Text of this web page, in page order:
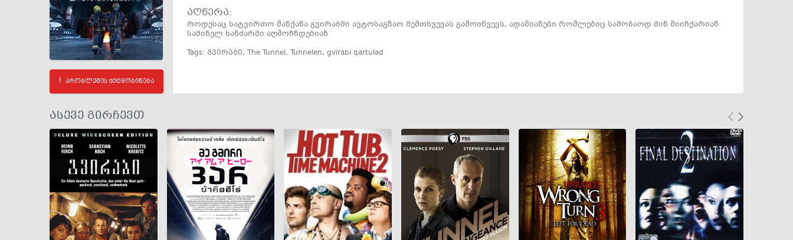
პრობლემის შეტყობინება
აღწერა:
როდესაც სატვირთო მანქანა გვირაბში ავტოსაგზაო შემთხვევას გამოიწვევს, ადამიანები რომლებიც საშობაოდ შინ მიიჩქარიან
საშინელ ხანძარში აღმოჩნდებიან
Tags: გვირაბი, The Tunnel, Tunnelen, gvirabi qartulad
ასევე გირჩევთ